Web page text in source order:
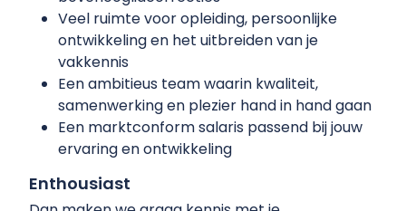
Veel ruimte voor opleiding, persoonlijke
ontwikkeling en het uitbreiden van je
vakkennis
Een ambitieus team waarin kwaliteit,
samenwerking en plezier hand in hand gaan
Een marktconform salaris passend bij jouw
ervaring en ontwikkeling
Enthousiast